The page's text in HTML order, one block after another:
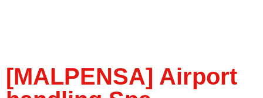
[MALPENSA] Airport